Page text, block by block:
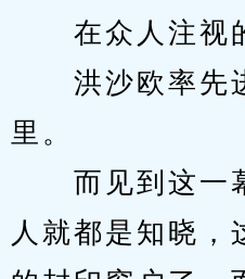
在众人注视的
洪沙欧率先
里。
而见到这一
人就都是知晓，